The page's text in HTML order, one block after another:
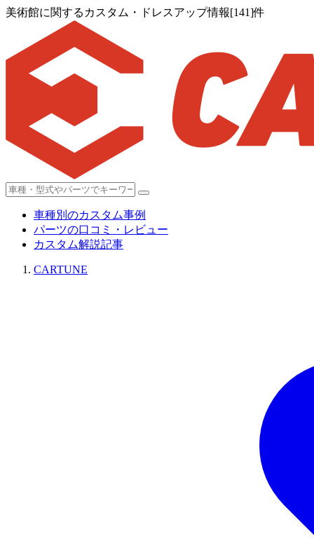
美術館に関するカスタム・ドレスアップ情報[141]件
車種別のカスタム事例
パーツの口コミ・レビュー
カスタム解説記事
CARTUNE